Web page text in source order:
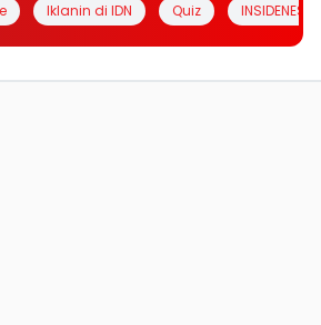
Iklanin di IDN Quiz INSIDENESIA